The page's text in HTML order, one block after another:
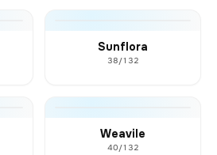
Sunflora
38/132
Weavile
40/132